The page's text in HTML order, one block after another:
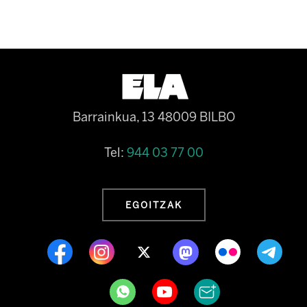
Barrainkua, 13 48009 BILBO
Tel: 944 03 77 00
EGOITZAK